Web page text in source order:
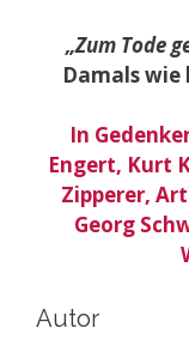
„Zum Tode
Damals wie
In
Engert, Kurt
Zipperer,
Georg
Autor